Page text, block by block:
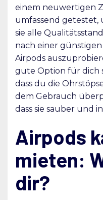
einem neuwertigen
umfassend getestet,
sie alle
nach einer
Airpods
gute Option für dich
dass du die
dem Gebrauch
dass sie sauber und
Airpods
mieten:
dir?